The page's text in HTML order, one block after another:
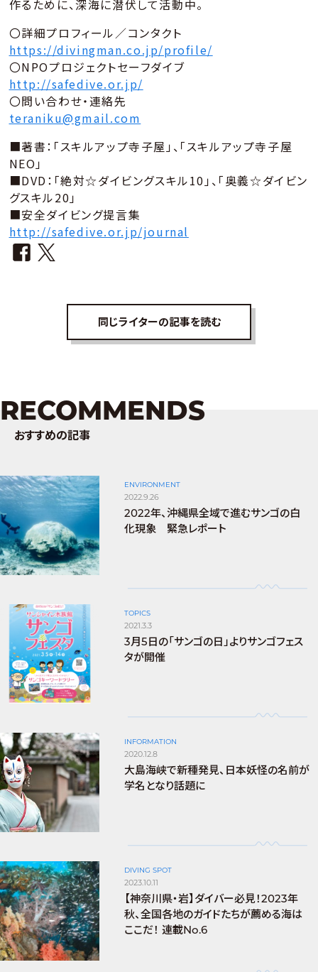
作るために、深海に潜伏して活動中。
〇詳細プロフィール／コンタクト
https://divingman.co.jp/profile/
〇NPOプロジェクトセーフダイブ
http://safedive.or.jp/
〇問い合わせ・連絡先
teraniku@gmail.com
■著書：「スキルアップ寺子屋」、「スキルアップ寺子屋
NEO」
■DVD：「絶対☆ダイビングスキル10」、「奥義☆ダイビン
グスキル20」
■安全ダイビング提言集
http://safedive.or.jp/journal
同じライターの記事を読む
RECOMMENDS
おすすめの記事
ENVIRONMENT
2022.9.26
2022年、沖縄県全域で進むサンゴの白
化現象 緊急レポート
TOPICS
2021.3.3
3月5日の「サンゴの日」よりサンゴフェス
タが開催
INFORMATION
2020.12.8
大島海峡で新種発見、日本妖怪の名前が
学名となり話題に
DIVING SPOT
2023.10.11
【神奈川県・岩】ダイバー必見！2023年
秋、全国各地のガイドたちが薦める海は
ここだ！ 連載No.6